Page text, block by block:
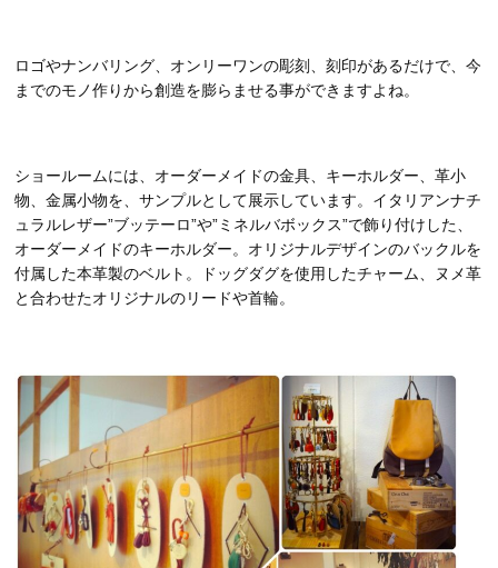
ロゴやナンバリング、オンリーワンの彫刻、刻印があるだけで、今
までのモノ作りから創造を膨らませる事ができますよね。
ショールームには、オーダーメイドの金具、キーホルダー、革小
物、金属小物を、サンプルとして展示しています。イタリアンナチ
ュラルレザー”ブッテーロ”や”ミネルバボックス”で飾り付けした、
オーダーメイドのキーホルダー。オリジナルデザインのバックルを
付属した本革製のベルト。ドッグダグを使用したチャーム、ヌメ革
と合わせたオリジナルのリードや首輪。